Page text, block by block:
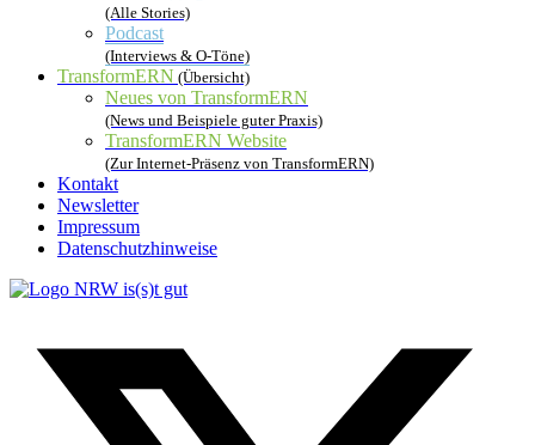
(Alle Stories)
Podcast
(Interviews & O-Töne)
TransformERN (Übersicht)
Neues von TransformERN
(News und Beispiele guter Praxis)
TransformERN Website
(Zur Internet-Präsenz von TransformERN)
Kontakt
Newsletter
Impressum
Datenschutzhinweise